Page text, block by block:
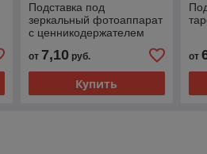
Подставка под
зеркальный фотоаппарат
с ценникодержателем
от 7,10руб.
Купить
от